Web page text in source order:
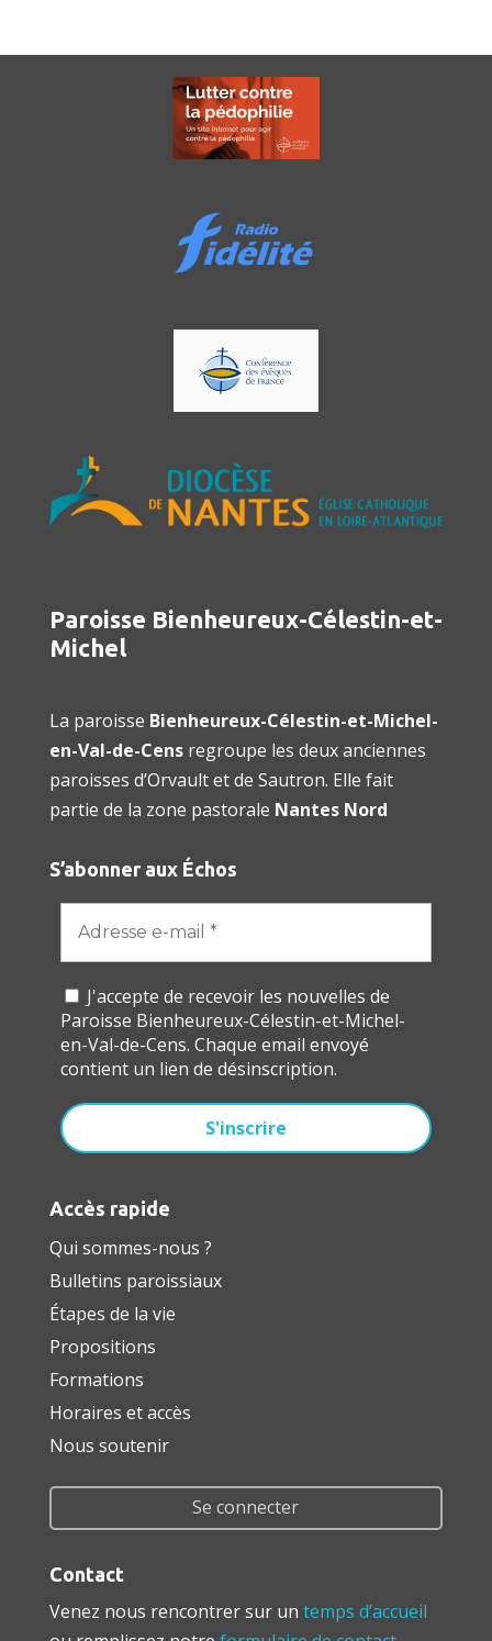
Paroisse Bienheureux-Célestin-et-
Michel
La paroisse Bienheureux-Célestin-et-Michel-
en-Val-de-Censregroupe les deux anciennes
paroisses d’Orvault et de Sautron. Elle fait
partie de la zone pastorale Nantes Nord
S’abonner aux Échos
J'accepte de recevoir les nouvelles de
Paroisse Bienheureux-Célestin-et-Michel-
en-Val-de-Cens. Chaque email envoyé
contient un lien de désinscription.
Accès rapide
Qui sommes-nous ?
Bulletins paroissiaux
Étapes de la vie
Propositions
Formations
Horaires et accès
Nous soutenir
Se connecter
Contact
Venez nous rencontrer sur un temps d’accueil